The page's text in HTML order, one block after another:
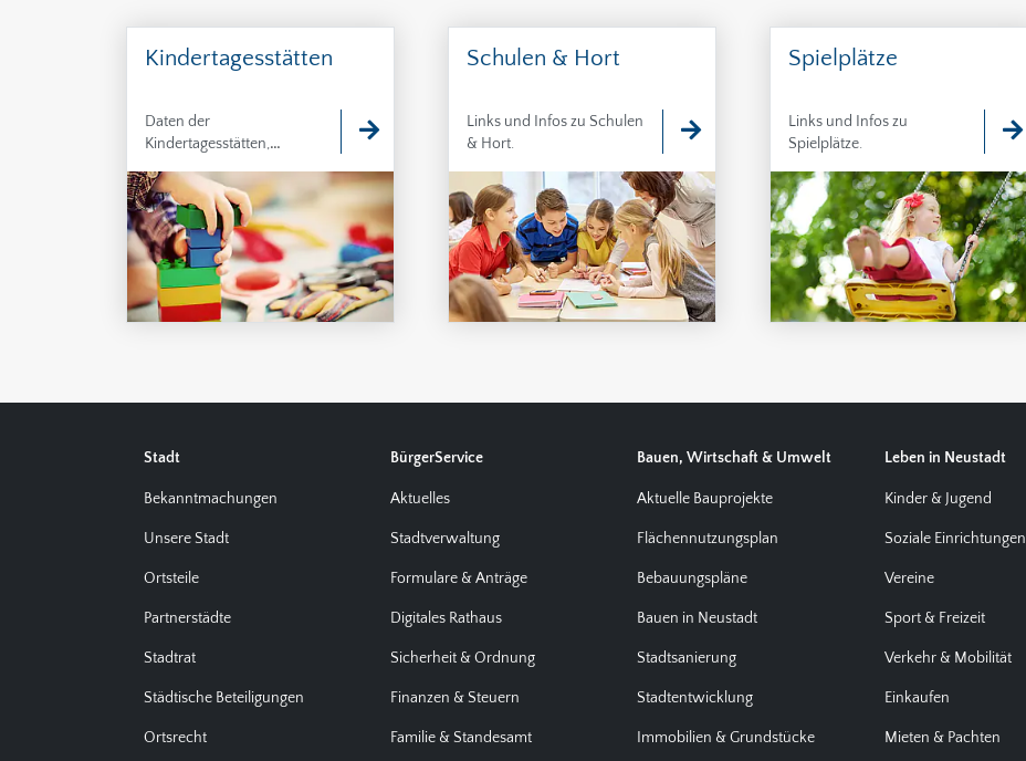
Kindertagesstätten
Daten der
Kindertagesstätten,
Kindertageseinrichtung,
Hinweise zur KITA-Card
und den Bedarfsplan für
Kindertageseinrichtungen
Schulen & Hort
Links und Infos zu Schulen
& Hort.
Spielplätze
Links und Infos zu
Spielplätze.
Stadt
Bekanntmachungen
Unsere Stadt
Ortsteile
Partnerstädte
Stadtrat
Städtische Beteiligungen
Ortsrecht
BürgerService
Aktuelles
Stadtverwaltung
Formulare & Anträge
Digitales Rathaus
Sicherheit & Ordnung
Finanzen & Steuern
Familie & Standesamt
Bauen, Wirtschaft & Umwelt
Aktuelle Bauprojekte
Flächennutzungsplan
Bebauungspläne
Bauen in Neustadt
Stadtsanierung
Stadtentwicklung
Immobilien & Grundstücke
Leben in Neustadt
Kinder & Jugend
Soziale Einrichtungen
Vereine
Sport & Freizeit
Verkehr & Mobilität
Einkaufen
Mieten & Pachten